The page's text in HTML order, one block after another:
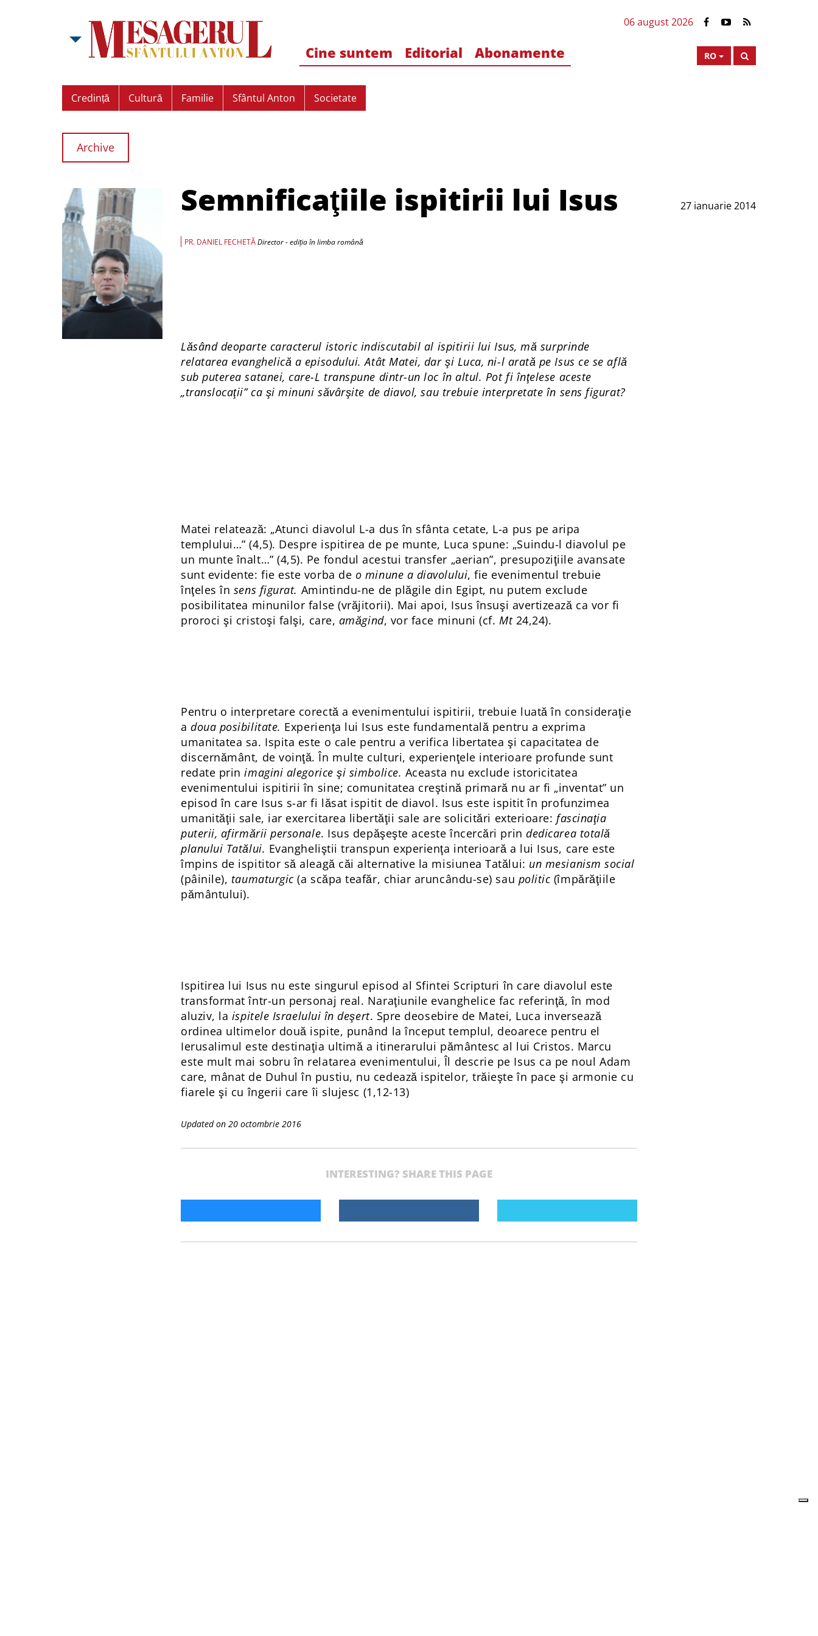
06 august 2026
RO
Cine suntem Editorial Abonamente
Credință Cultură Familie Sfântul Anton Societate
Archive
27 ianuarie 2014
Semnificaţiile ispitirii lui Isus
PR. DANIEL FECHETĂDirector - ediția în limba română
Lăsând deoparte caracterul istoric indiscutabil al ispitirii lui Isus, mă surprinde
relatarea evanghelică a episodului. Atât Matei, dar şi Luca, ni-l arată pe Isus ce se află
sub puterea satanei, care-L transpune dintr-un loc în altul. Pot fi înţelese aceste
„translocaţii” ca şi minuni săvârşite de diavol, sau trebuie interpretate în sens figurat?
Matei relatează: „Atunci diavolul L-a dus în sfânta cetate, L-a pus pe aripa
templului…” (4,5). Despre ispitirea de pe munte, Luca spune: „Suindu-l diavolul pe
un munte înalt…” (4,5). Pe fondul acestui transfer „aerian”, presupoziţiile avansate
sunt evidente: fie este vorba de o minune a diavolului, fie evenimentul trebuie
înţeles în sens figurat. Amintindu-ne de plăgile din Egipt, nu putem exclude
posibilitatea minunilor false (vrăjitorii). Mai apoi, Isus însuşi avertizează ca vor fi
proroci şi cristoşi falşi, care, amăgind, vor face minuni (cf.Mt 24,24).
Pentru o interpretare corectă a evenimentului ispitirii, trebuie luată în consideraţie
adoua posibilitate. Experienţa lui Isus este fundamentală pentru a exprima
umanitatea sa. Ispita este o cale pentru a verifica libertatea şi capacitatea de
discernământ, de voinţă. În multe culturi, experienţele interioare profunde sunt
redate prinimagini alegorice şi simbolice. Aceasta nu exclude istoricitatea
evenimentului ispitirii în sine; comunitatea creştină primară nu ar fi „inventat” un
episod în care Isus s-ar fi lăsat ispitit de diavol. Isus este ispitit în profunzimea
umanităţii sale, iar exercitarea libertăţii sale are solicitări exterioare:fascinaţia
puterii, afirmării personale. Isus depăşeşte aceste încercări prindedicarea totală
planului Tatălui. Evangheliştii transpun experienţa interioară a lui Isus, care este
împins de ispititor să aleagă căi alternative la misiunea Tatălui: un mesianism social
(pâinile), taumaturgic(a scăpa teafăr, chiar aruncându-se) sau politic(împărăţiile
pământului).
Ispitirea lui Isus nu este singurul episod al Sfintei Scripturi în care diavolul este
transformat într-un personaj real. Naraţiunile evanghelice fac referinţă, în mod
aluziv, la ispitele Israelului în deşert. Spre deosebire de Matei, Luca inversează
ordinea ultimelor două ispite, punând la început templul, deoarece pentru el
Ierusalimul este destinaţia ultimă a itinerarului pământesc al lui Cristos. Marcu
este mult mai sobru în relatarea evenimentului, Îl descrie pe Isus ca pe noul Adam
care, mânat de Duhul în pustiu, nu cedează ispitelor, trăieşte în pace şi armonie cu
fiarele şi cu îngerii care îi slujesc (1,12-13)
Updated on 20 octombrie 2016
INTERESTING? SHARE THIS PAGE